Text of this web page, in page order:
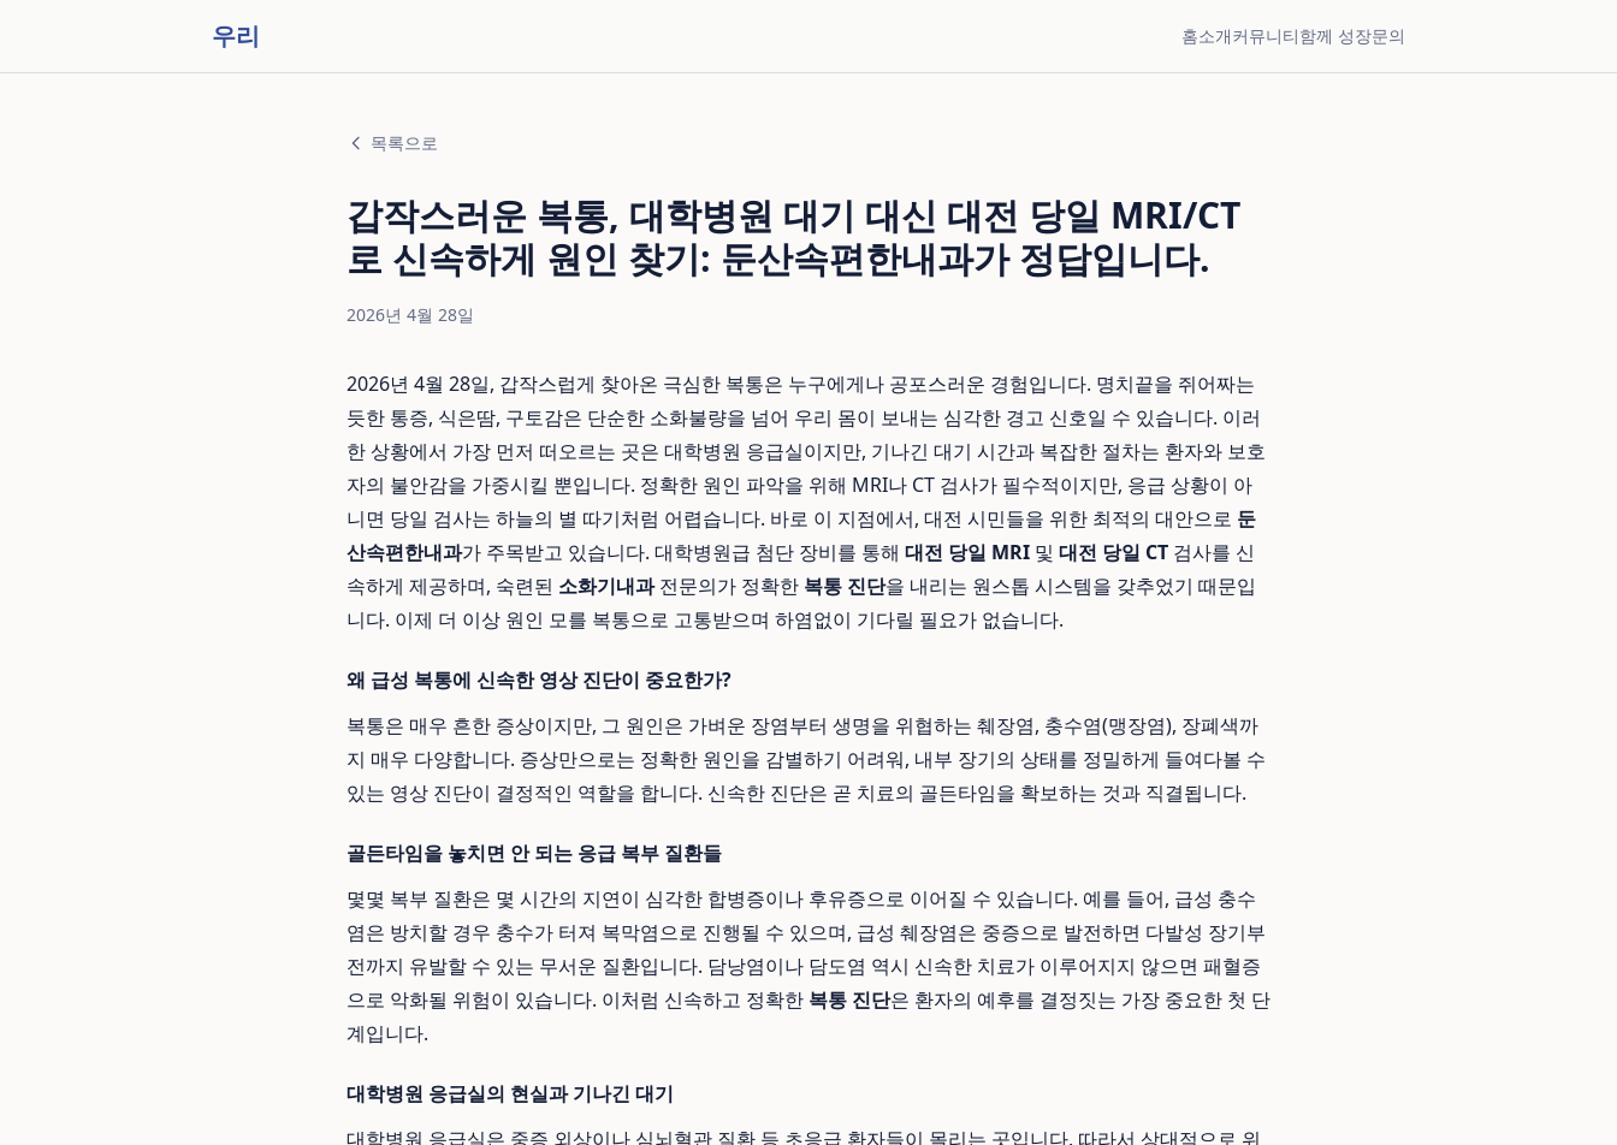
우리 홈소개커뮤니티함께 성장문의
목록으로
갑작스러운 복통, 대학병원 대기 대신 대전 당일 MRI/CT
로 신속하게 원인 찾기: 둔산속편한내과가 정답입니다.
2026년 4월 28일
2026년 4월 28일, 갑작스럽게 찾아온 극심한 복통은 누구에게나 공포스러운 경험입니다. 명치끝을 쥐어짜는
듯한 통증, 식은땀, 구토감은 단순한 소화불량을 넘어 우리 몸이 보내는 심각한 경고 신호일 수 있습니다. 이러
한 상황에서 가장 먼저 떠오르는 곳은 대학병원 응급실이지만, 기나긴 대기 시간과 복잡한 절차는 환자와 보호
자의 불안감을 가중시킬 뿐입니다. 정확한 원인 파악을 위해 MRI나 CT 검사가 필수적이지만, 응급 상황이 아
니면 당일 검사는 하늘의 별 따기처럼 어렵습니다. 바로 이 지점에서, 대전 시민들을 위한 최적의 대안으로 둔
산속편한내과가 주목받고 있습니다. 대학병원급 첨단 장비를 통해 대전 당일 MRI 및 대전 당일 CT 검사를 신
속하게 제공하며, 숙련된 소화기내과전문의가 정확한 복통 진단을 내리는 원스톱 시스템을 갖추었기 때문입
니다. 이제 더 이상 원인 모를 복통으로 고통받으며 하염없이 기다릴 필요가 없습니다.
왜 급성 복통에 신속한 영상 진단이 중요한가?
복통은 매우 흔한 증상이지만, 그 원인은 가벼운 장염부터 생명을 위협하는 췌장염, 충수염(맹장염), 장폐색까
지 매우 다양합니다. 증상만으로는 정확한 원인을 감별하기 어려워, 내부 장기의 상태를 정밀하게 들여다볼 수
있는 영상 진단이 결정적인 역할을 합니다. 신속한 진단은 곧 치료의 골든타임을 확보하는 것과 직결됩니다.
골든타임을 놓치면 안 되는 응급 복부 질환들
몇몇 복부 질환은 몇 시간의 지연이 심각한 합병증이나 후유증으로 이어질 수 있습니다. 예를 들어, 급성 충수
염은 방치할 경우 충수가 터져 복막염으로 진행될 수 있으며, 급성 췌장염은 중증으로 발전하면 다발성 장기부
전까지 유발할 수 있는 무서운 질환입니다. 담낭염이나 담도염 역시 신속한 치료가 이루어지지 않으면 패혈증
으로 악화될 위험이 있습니다. 이처럼 신속하고 정확한 복통 진단은 환자의 예후를 결정짓는 가장 중요한 첫 단
계입니다.
대학병원 응급실의 현실과 기나긴 대기
대학병원 응급실은 중증 외상이나 심뇌혈관 질환 등 초응급 환자들이 몰리는 곳입니다. 따라서 상대적으로 위